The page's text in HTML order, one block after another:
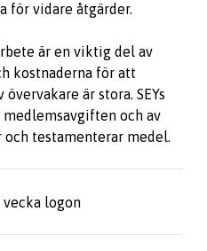
för vidare åtgärder.
är en viktig del av
kostnaderna för att
är stora. SEYs
och av
och testamenterar medel.